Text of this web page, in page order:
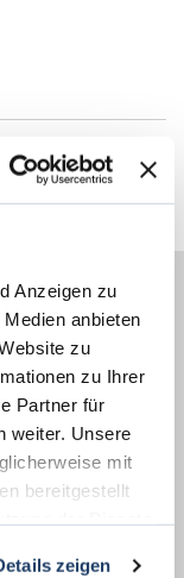
Anzeigen zu
anbieten
zu
zu Ihrer
Partner für
weiter. Unsere
mit
bereitgestellt
zeigen